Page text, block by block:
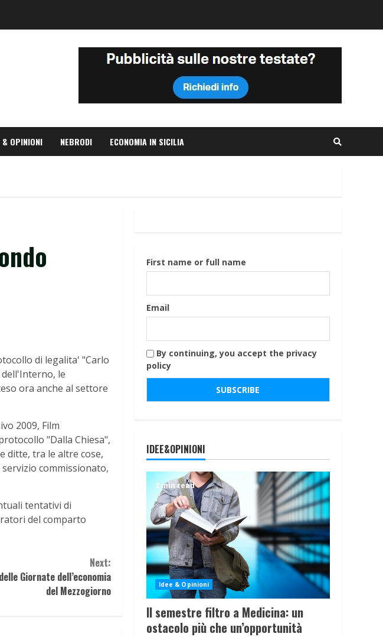
& OPINIONI NEBRODI ECONOMIA IN SICILIA
di legalita' "Carlo
le
ora anche al settore
2009, Film
"Dalla Chiesa",
ditte, tra le altre cose,
commissionato,
tentativi di
del comparto
Next:
Giornate dell’economia
del Mezzogiorno
First name or full name
Email
By continuing, you accept the privacy
policy
IDEE&OPINIONI
2 min read
Idee & Opinioni
Il semestre filtro a Medicina: un
ostacolo più che un’opportunità